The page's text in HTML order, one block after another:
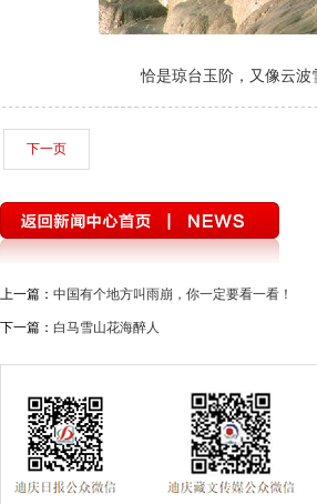
恰是琼台玉阶，又像云
下一页
上一篇： 中国有个地方叫雨崩，你一定要看一看！
下一篇： 白马雪山花海醉人